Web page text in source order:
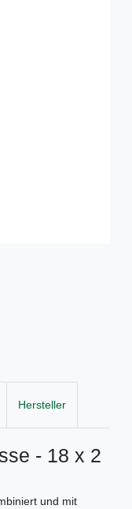
Hersteller
- 18 x 2
und mit